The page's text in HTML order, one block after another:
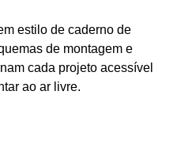
estilo de caderno de
de montagem e
cada projeto acessível
ao ar livre.